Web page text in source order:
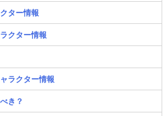
ター情報
クター情報
ラクター情報
き？